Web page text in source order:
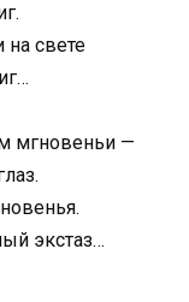
свете
мгновеньи —
экстаз…